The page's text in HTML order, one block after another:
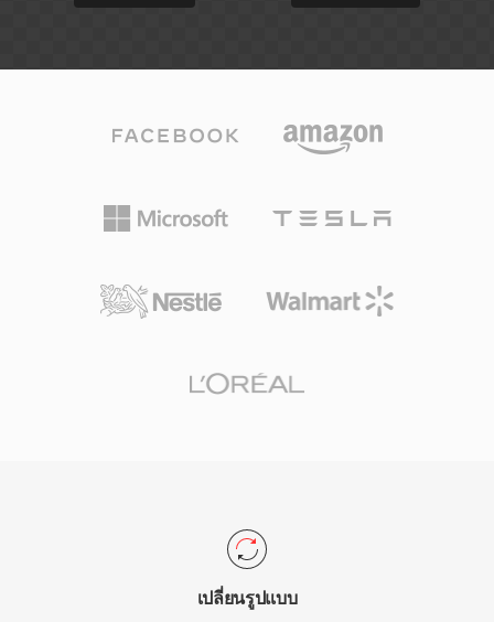
เปลี่ยนรูปแบบ